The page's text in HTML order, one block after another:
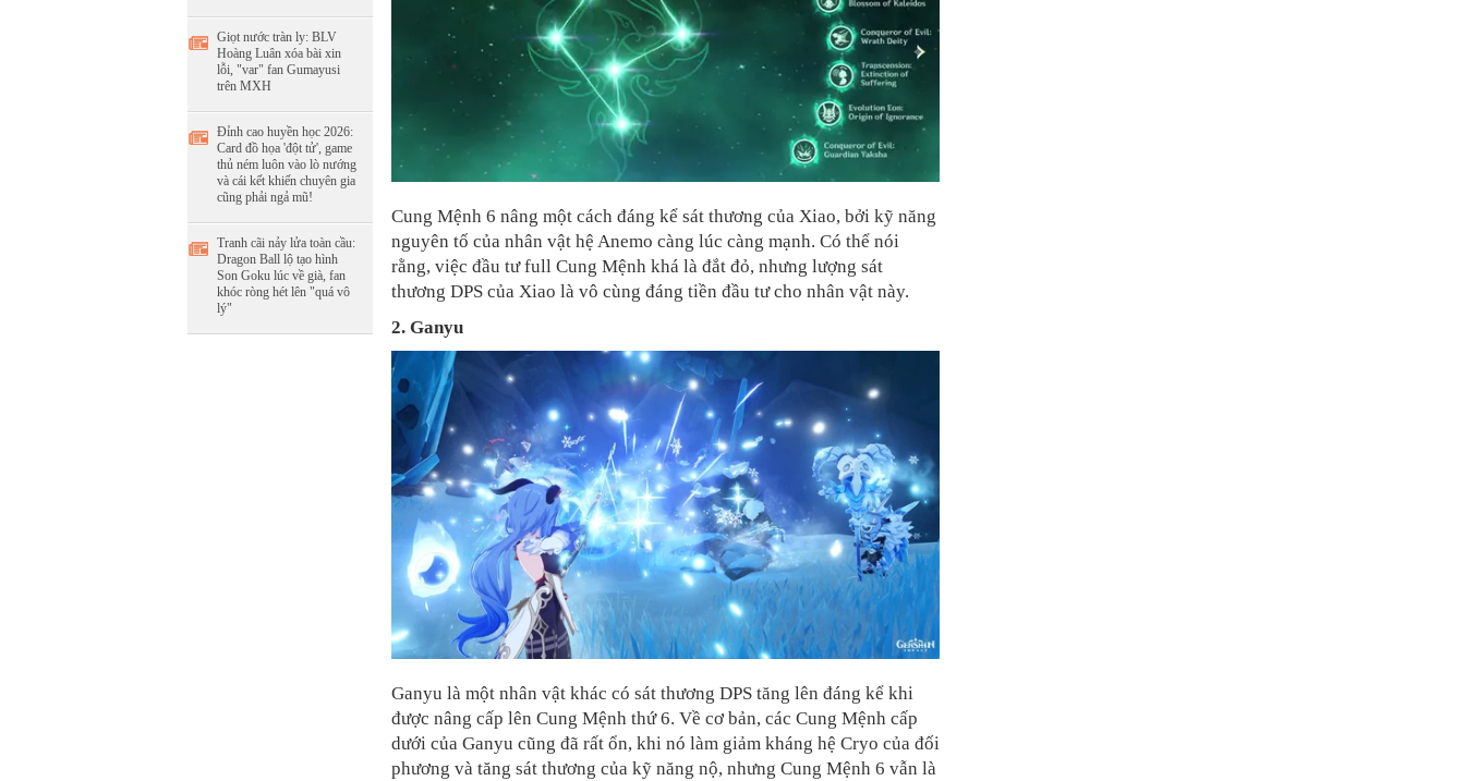
Giọt nước tràn ly: BLV
Hoàng Luân xóa bài xin
lỗi, "var" fan Gumayusi
trên MXH
Đỉnh cao huyền học 2026:
Card đồ họa 'đột tử', game
thủ ném luôn vào lò nướng
và cái kết khiến chuyên gia
cũng phải ngả mũ!
Tranh cãi nảy lửa toàn cầu:
Dragon Ball lộ tạo hình
Son Goku lúc về già, fan
khóc ròng hét lên "quá vô
lý"
Cung Mệnh 6 nâng một cách đáng kể sát thương của Xiao, bởi kỹ năng
nguyên tố của nhân vật hệ Anemo càng lúc càng mạnh. Có thể nói
rằng, việc đầu tư full Cung Mệnh khá là đắt đỏ, nhưng lượng sát
thương DPS của Xiao là vô cùng đáng tiền đầu tư cho nhân vật này.
2. Ganyu
Ganyu là một nhân vật khác có sát thương DPS tăng lên đáng kể khi
được nâng cấp lên Cung Mệnh thứ 6. Về cơ bản, các Cung Mệnh cấp
dưới của Ganyu cũng đã rất ổn, khi nó làm giảm kháng hệ Cryo của đối
phương và tăng sát thương của kỹ năng nộ, nhưng Cung Mệnh 6 vẫn là